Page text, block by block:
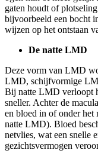
gaten houdt of
bijvoorbeeld een bocht
wijzen op het ontstaan
De natte LMD
Deze vorm van LMD
LMD, schijfvormige
Bij natte LMD verloopt
sneller. Achter de
en bloed in of onder het
natte LMD). Bloed
netvlies, wat een snelle
gezichtsvermogen